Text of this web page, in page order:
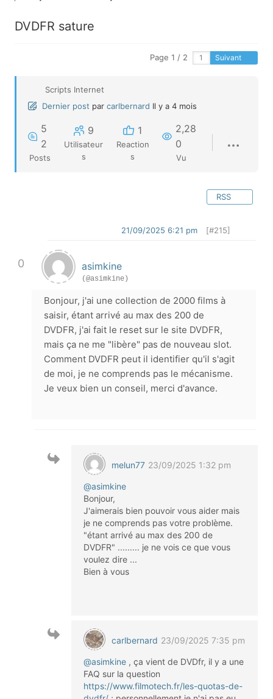
DVDFR sature
Page 1 / 2 Suivant
Scripts Internet
Dernier post par carlbernard Il y a 4 mois
5
2
Posts
9
Utilisateur
s
1
Reaction
s
2,28
0
Vu
RSS
0
[#215]
21/09/2025 6:21 pm
asimkine
(@asimkine)
Bonjour, j'ai une collection de 2000 films à
saisir, étant arrivé au max des 200 de
DVDFR, j'ai fait le reset sur le site DVDFR,
mais ça ne me "libère" pas de nouveau slot.
Comment DVDFR peut il identifier qu'il s'agit
de moi, je ne comprends pas le mécanisme.
Je veux bien un conseil, merci d'avance.
melun77 23/09/2025 1:32 pm
@asimkine
Bonjour,
J'aimerais bien pouvoir vous aider mais
je ne comprends pas votre problème.
"étant arrivé au max des 200 de
DVDFR" ......... je ne vois ce que vous
voulez dire ...
Bien à vous
carlbernard 23/09/2025 7:35 pm
@asimkine , ça vient de DVDfr, il y a une
FAQ sur la question
https://www.filmotech.fr/les-quotas-de-